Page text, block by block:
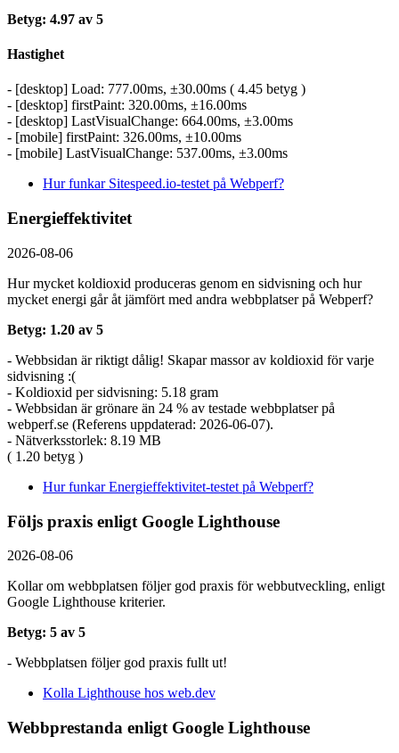
Betyg: 4.97 av 5
Hastighet
- [desktop] Load: 777.00ms, ±30.00ms ( 4.45 betyg )
- [desktop] firstPaint: 320.00ms, ±16.00ms
- [desktop] LastVisualChange: 664.00ms, ±3.00ms
- [mobile] firstPaint: 326.00ms, ±10.00ms
- [mobile] LastVisualChange: 537.00ms, ±3.00ms
Hur funkar Sitespeed.io-testet på Webperf?
Energieffektivitet
2026-08-06
Hur mycket koldioxid produceras genom en sidvisning och hur
mycket energi går åt jämfört med andra webbplatser på Webperf?
Betyg: 1.20 av 5
- Webbsidan är riktigt dålig! Skapar massor av koldioxid för varje
sidvisning :(
- Koldioxid per sidvisning: 5.18 gram
- Webbsidan är grönare än 24 % av testade webbplatser på
webperf.se (Referens uppdaterad: 2026-06-07).
- Nätverksstorlek: 8.19 MB
( 1.20 betyg )
Hur funkar Energieffektivitet-testet på Webperf?
Följs praxis enligt Google Lighthouse
2026-08-06
Kollar om webbplatsen följer god praxis för webbutveckling, enligt
Google Lighthouse kriterier.
Betyg: 5 av 5
- Webbplatsen följer god praxis fullt ut!
Kolla Lighthouse hos web.dev
Webbprestanda enligt Google Lighthouse